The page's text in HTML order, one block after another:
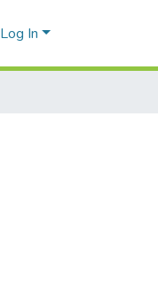
Log In